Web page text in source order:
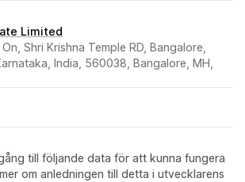
Limited
Shri Krishna Temple RD, Bangalore,
India, 560038, Bangalore, MH,
till följande data för att kunna fungera
om anledningen till detta i utvecklarens